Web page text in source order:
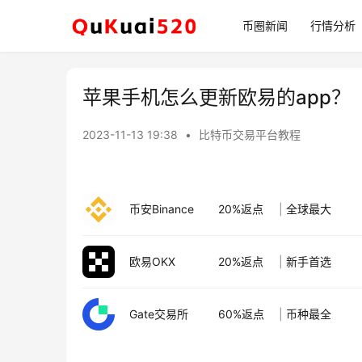
币圈新闻 行情分析
苹果手机怎么更新欧易的app？
2023-11-13 19:38 • 比特币交易平台教程
币安Binance 20%返点 全球最大
欧易OKX 20%返点 新手首选
Gate交易所 60%返点 币种最全